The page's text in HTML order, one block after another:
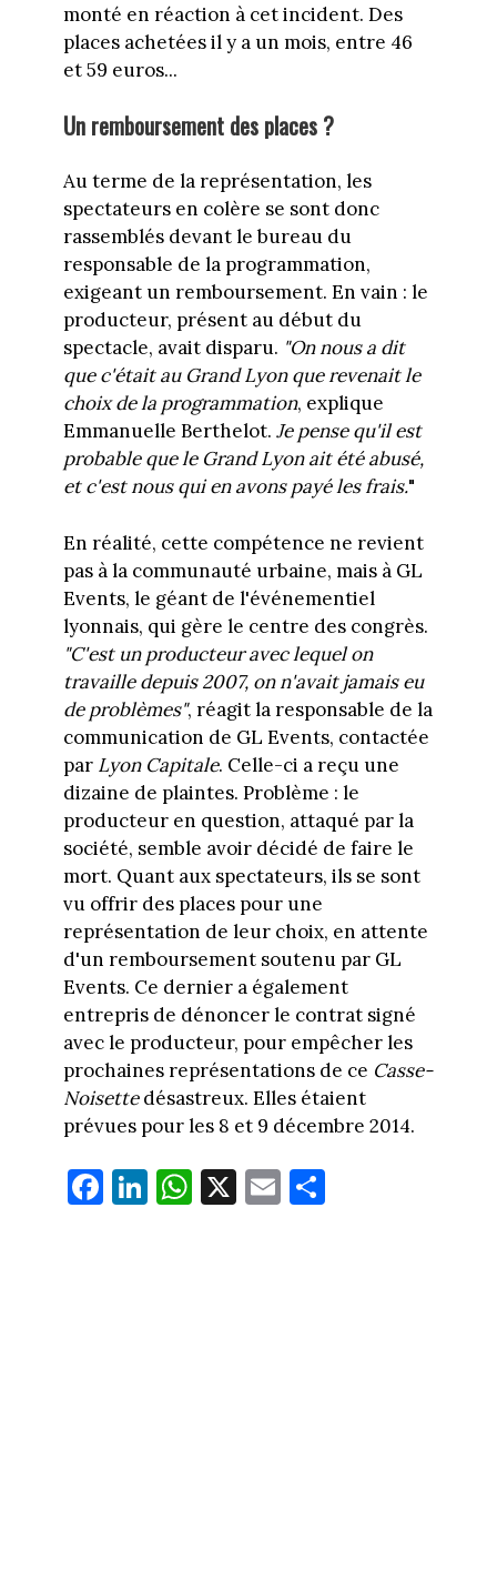
monté en réaction à cet incident. Des
places achetées il y a un mois, entre 46
et 59 euros...
Un remboursement des places ?
Au terme de la représentation, les
spectateurs en colère se sont donc
rassemblés devant le bureau du
responsable de la programmation,
exigeant un remboursement. En vain : le
producteur, présent au début du
spectacle, avait disparu. "On nous a dit
que c'était au Grand Lyon que revenait le
choix de la programmation, explique
Emmanuelle Berthelot. Je pense qu'il est
probable que le Grand Lyon ait été abusé,
et c'est nous qui en avons payé les frais."
En réalité, cette compétence ne revient
pas à la communauté urbaine, mais à GL
Events, le géant de l'événementiel
lyonnais, qui gère le centre des congrès.
"C'est un producteur avec lequel on
travaille depuis 2007, on n'avait jamais eu
de problèmes", réagit la responsable de la
communication de GL Events, contactée
par Lyon Capitale. Celle-ci a reçu une
dizaine de plaintes. Problème : le
producteur en question, attaqué par la
société, semble avoir décidé de faire le
mort. Quant aux spectateurs, ils se sont
vu offrir des places pour une
représentation de leur choix, en attente
d'un remboursement soutenu par GL
Events. Ce dernier a également
entrepris de dénoncer le contrat signé
avec le producteur, pour empêcher les
prochaines représentations de ce Casse-
Noisettedésastreux. Elles étaient
prévues pour les 8 et 9 décembre 2014.
Fa
ce
Li
nk
W
ha
X E
m
Pa